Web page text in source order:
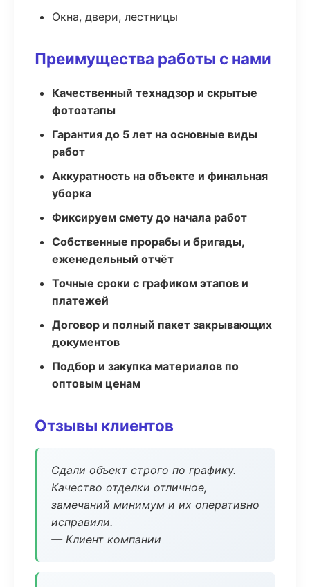
Окна, двери, лестницы
Преимущества работы с нами
Качественный технадзор и скрытые
фотоэтапы
Гарантия до 5 лет на основные виды
работ
Аккуратность на объекте и финальная
уборка
Фиксируем смету до начала работ
Собственные прорабы и бригады,
еженедельный отчёт
Точные сроки с графиком этапов и
платежей
Договор и полный пакет закрывающих
документов
Подбор и закупка материалов по
оптовым ценам
Отзывы клиентов
Сдали объект строго по графику.
Качество отделки отличное,
замечаний минимум и их оперативно
исправили.
— Клиент компании